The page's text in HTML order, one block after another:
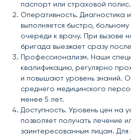
паспорт или страховой полис.
Оперативность. Диагностика
выполняется быстро,
очереди к врачу. При вызове
бригада выезжает сразу
Профессионализм. Наши
квалификацию, регулярно
и повышают уровень знаний.
среднего медицинского
менее 5 лет.
Доступность. Уровень цен на
позволяет получать лечение
заинтересованным лицам. Для